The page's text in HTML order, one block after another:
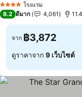
4 ดาว โรงแรม
8.2 ดีมาก 4,061
จาก ฿3,872
ดูราคาจาก 9 เว็บไซต์